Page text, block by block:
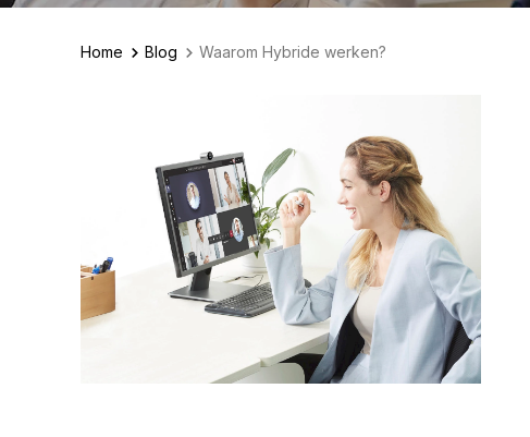
Home Blog Waarom Hybride werken?